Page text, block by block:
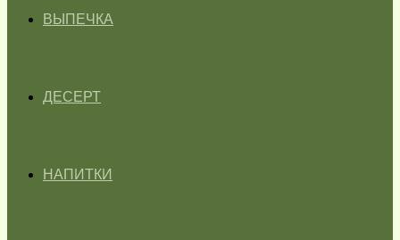
ВЫПЕЧКА
ДЕСЕРТ
НАПИТКИ